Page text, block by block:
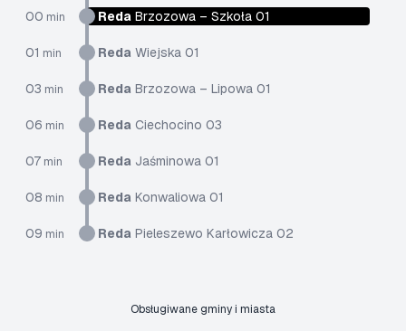
00 min Reda Brzozowa – Szkoła 01
01 min Reda Wiejska 01
03 min Reda Brzozowa – Lipowa 01
06 min Reda Ciechocino 03
07 min Reda Jaśminowa 01
08 min Reda Konwaliowa 01
09 min Reda Pieleszewo Karłowicza 02
Obsługiwane gminy i miasta